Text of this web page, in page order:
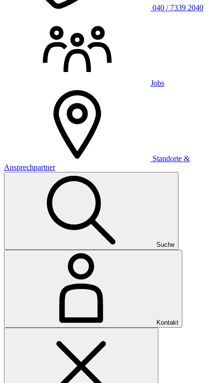
040 / 7339 2040
Jobs
Standorte &
Ansprechpartner
Suche
Kontakt